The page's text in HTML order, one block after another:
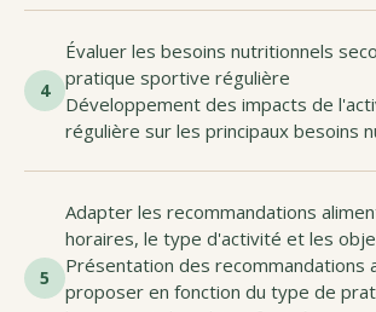
4
Évaluer les besoins nutritionnels
pratique sportive régulière
Développement des impacts de
régulière sur les principaux besoins
5
Adapter les recommandations
horaires, le type d'activité et les
Présentation des recommandations
proposer en fonction du type de